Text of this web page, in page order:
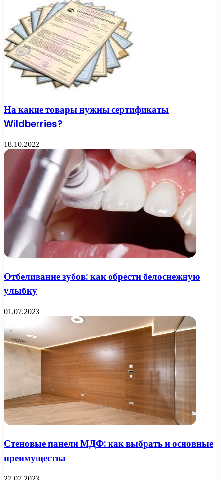
На какие товары нужны сертификаты
Wildberries?
18.10.2022
Отбеливание зубов: как обрести белоснежную
улыбку
01.07.2023
Стеновые панели МДФ: как выбрать и основные
преимущества